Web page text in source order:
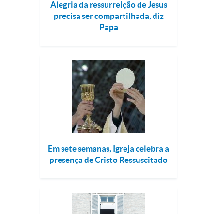
Alegria da ressurreição de Jesus
precisa ser compartilhada, diz
Papa
Em sete semanas, Igreja celebra a
presença de Cristo Ressuscitado